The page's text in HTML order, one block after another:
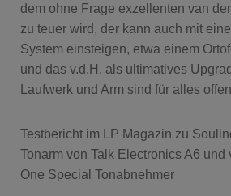
dem ohne Frage exzellenten van
zu teuer wird, der kann auch mit
System einsteigen, etwa einem
und das v.d.H. als ultimatives
Laufwerk und Arm sind für alles offen
Testbericht im LP Magazin zu
Tonarm von Talk Electronics A6 und
One Special Tonabnehmer